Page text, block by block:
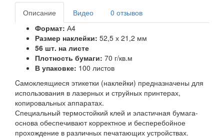
Описание Видео
0 отзывов
Формат: А4
Размер наклейки: 52,5 х 21,2 мм
56 шт. на листе
Плотность бумаги: 70 г/кв.м
В упаковке: 100 листов
Cамоклеящиеся этикетки (наклейки) предназначены для
использования в лазерных и струйных принтерах,
копировальных аппаратах.
Специальный термостойкий клей и эластичная бумага-
основа обеспечивают корректное и бесперебойное
прохождение в различных печатающих устройствах.